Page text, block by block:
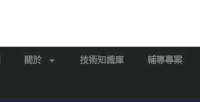
關於 技術知識庫 輔導專案